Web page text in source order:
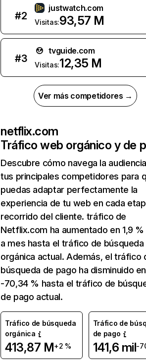
#2
justwatch.com
Visitas:93,57 M
#3
tvguide.com
Visitas:12,35 M
Ver más competidores →
netflix.com
Tráfico web orgánico y de
Descubre cómo navega la
tus principales competidores para
puedas adaptar perfectamente la
experiencia de tu web en cada
recorrido del cliente. tráfico de
Netflix.com ha aumentado en 1,9
a mes hasta el tráfico de búsqueda
orgánica actual. Además, el tráfico
búsqueda de pago ha disminuido en
-70,34 % hasta el tráfico de
de pago actual.
Tráfico de búsqueda
orgánica
413,87 M+2 %
Tráfico de
de pago
141,6 mil-